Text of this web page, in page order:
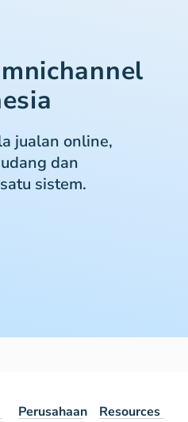
jualan online,
dan
sistem.
Perusahaan Resources